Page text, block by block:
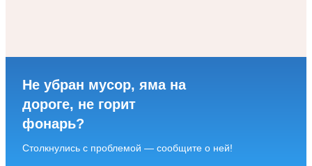
Не убран мусор, яма на
дороге, не горит
фонарь?
Столкнулись с проблемой — сообщите о ней!